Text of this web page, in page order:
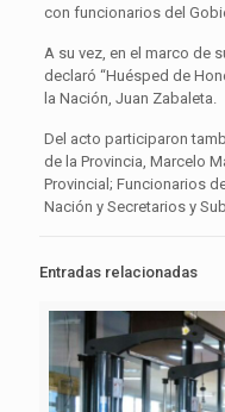
con funcionarios del
A su vez, en el marco de
declaró “Huésped de
la Nación, Juan Zabaleta.
Del acto participaron
de la Provincia, Marcelo
Provincial; Funcionarios
Nación y Secretarios y
Entradas relacionadas